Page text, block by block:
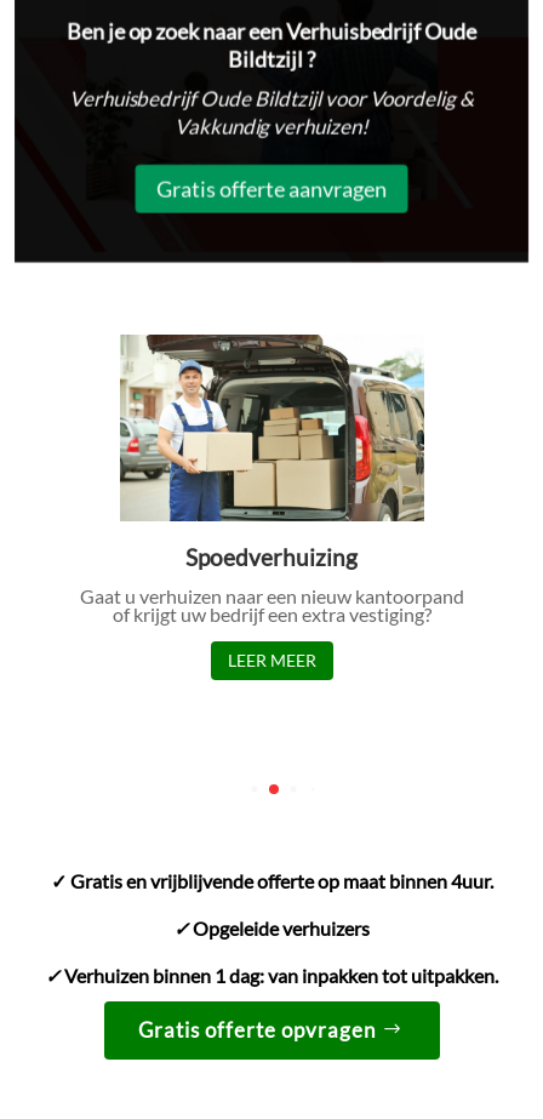
Ben je op zoek naar een Verhuisbedrijf Oude
Bildtzijl ?
Verhuisbedrijf Oude Bildtzijl voor Voordelig &
Vakkundig verhuizen!
Gratis offerte aanvragen
Spoedverhuizing
Gaat u verhuizen naar een nieuw kantoorpand
of krijgt uw bedrijf een extra vestiging?
LEER MEER
✓ Gratis en vrijblijvende offerte op maat binnen 4uur.
✓Opgeleide verhuizers
✓Verhuizen binnen 1 dag: van inpakken tot uitpakken.
Gratis offerte opvragen